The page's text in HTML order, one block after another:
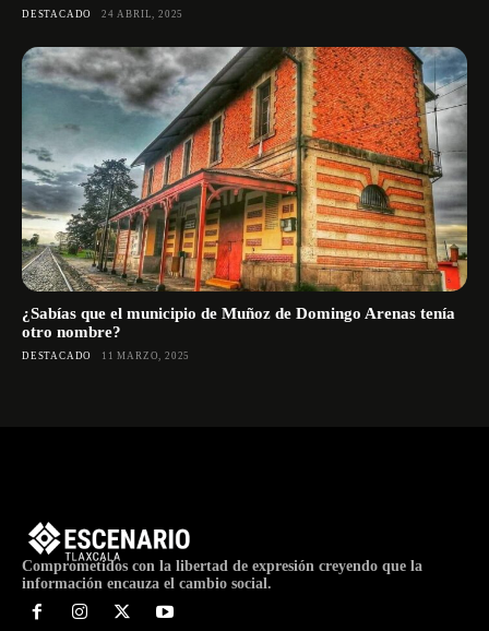
DESTACADO 24 ABRIL, 2025
¿Sabías que el municipio de Muñoz de Domingo Arenas tenía
otro nombre?
DESTACADO 11 MARZO, 2025
Comprometidos con la libertad de expresión creyendo que la
información encauza el cambio social.